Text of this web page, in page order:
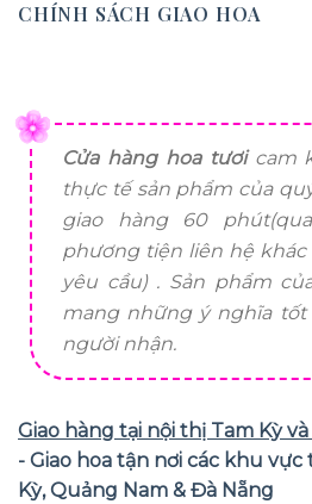
CHÍNH SÁCH GIAO HOA
Cửa hàng hoa tươicam
thực tế sản phẩm của
giao hàng 60
phương tiện liên hệ
yêu cầu) . Sản phẩm
mang những ý nghĩa
người nhận.
Giao hàng tại nội thị Tam Kỳ
- Giao hoa tận nơi các khu
Kỳ, Quảng Nam & Đà Nẵng